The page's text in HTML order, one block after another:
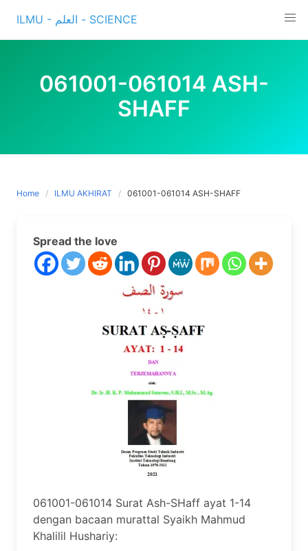
content
ILMU - العلم - SCIENCE
061001-061014 ASH-
SHAFF
Home ILMU AKHIRAT 061001-061014 ASH-SHAFF
Spread the love
061001-061014 Surat Ash-SHaff ayat 1-14
dengan bacaan murattal Syaikh Mahmud
Khalilil Hushariy: